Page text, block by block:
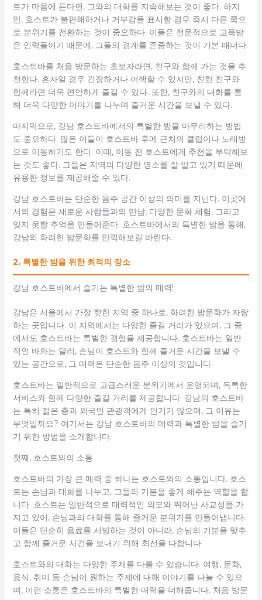
트가 마음에 든다면, 그와의 대화를 지속해보는 것이 좋다. 하지
만, 호스트가 불편해하거나 거부감을 표시할 경우 즉시 다른 쪽으
로 분위기를 전환하는 것이 중요하다. 이들은 전문적으로 교육받
은 인력들이기 때문에, 그들의 경계를 존중하는 것이 기본 매너다.
호스트바를 처음 방문하는 초보자라면, 친구와 함께 가는 것을 추
천한다. 혼자일 경우 긴장하거나 어색할 수 있지만, 친한 친구와
함께라면 더욱 편안하게 즐길 수 있다. 또한, 친구와의 대화를 통
해 더욱 다양한 이야기를 나누며 즐거운 시간을 보낼 수 있다.
마지막으로, 강남 호스트바에서의 특별한 밤을 마무리하는 방법
도 중요하다. 많은 이들이 호스트바 후에 근처의 클럽이나 노래방
으로 이동하기도 한다. 이때, 이동 전 호스트에게 추천을 부탁해보
는 것도 좋다. 그들은 지역의 다양한 명소를 잘 알고 있기 때문에
유용한 정보를 제공해줄 수 있다.
강남 호스트바는 단순한 음주 공간 이상의 의미를 지닌다. 이곳에
서의 경험은 새로운 사람들과의 만남, 다양한 문화 체험, 그리고
잊지 못할 추억을 만들어준다. 호스트바에서의 특별한 밤을 통해,
강남의 화려한 밤문화를 만끽해보길 바란다.
2. 특별한 밤을 위한 최적의 장소
강남 호스트바에서 즐기는 특별한 밤의 매력!
강남은 서울에서 가장 핫한 지역 중 하나로, 화려한 밤문화가 자랑
하는 곳입니다. 이 지역에서는 다양한 즐길 거리가 있으며, 그 중
에서도 호스트바는 특별한 경험을 제공합니다. 호스트바는 일반
적인 바와는 달리, 손님이 호스트와 함께 즐거운 시간을 보낼 수
있는 공간으로, 그 매력은 단순한 음주 이상의 것입니다.
호스트바는 일반적으로 고급스러운 분위기에서 운영되며, 독특한
서비스와 함께 다양한 즐길 거리를 제공합니다. 강남의 호스트바
는 특히 젊은 층과 외국인 관광객에게 인기가 많으며, 그 이유는
무엇일까요? 여기서는 강남 호스트바의 매력과 특별한 밤을 즐기
기 위한 방법을 소개합니다.
첫째, 호스트와의 소통
호스트바의 가장 큰 매력 중 하나는 호스트와의 소통입니다. 호스
트는 손님과 대화를 나누고, 그들의 기분을 좋게 해주는 역할을 합
니다. 호스트는 일반적으로 매력적인 외모와 뛰어난 사교성을 가
지고 있어, 손님과의 대화를 통해 즐거운 분위기를 만들어냅니다.
이들은 단순히 음료를 서빙하는 것이 아니라, 손님의 기분을 맞추
고 함께 즐거운 시간을 보내기 위해 최선을 다합니다.
호스트와의 대화는 다양한 주제를 다룰 수 있습니다. 여행, 문화,
음식, 취미 등 손님이 원하는 주제에 대해 이야기를 나눌 수 있으
며, 이런 소통은 호스트바의 특별한 매력을 더해줍니다. 처음 방문